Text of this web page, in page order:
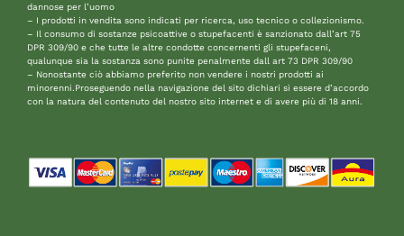
dannose per l’uomo
– I prodotti in vendita sono indicati per ricerca, uso tecnico o collezionismo.
– Il consumo di sostanze psicoattive o stupefacenti è sanzionato dall’art 75
DPR 309/90 e che tutte le altre condotte concernenti gli stupefaceni,
qualunque sia la sostanza sono punite penalmente dall art 73 DPR 309/90
– Nonostante ciò abbiamo preferito non vendere i nostri prodotti ai
minorenni.Proseguendo nella navigazione del sito dichiari si essere d’accordo
con la natura del contenuto del nostro sito internet e di avere più di 18 anni.